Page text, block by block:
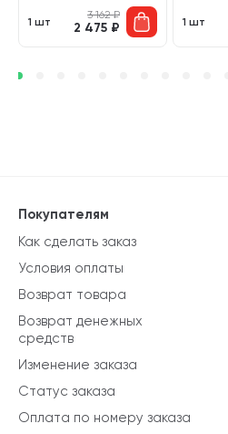
1 шт
3 162₽
2 475 ₽ 1 шт
Покупателям
Как сделать заказ
Условия оплаты
Возврат товара
Возврат денежных
средств
Изменение заказа
Статус заказа
Оплата по номеру заказа